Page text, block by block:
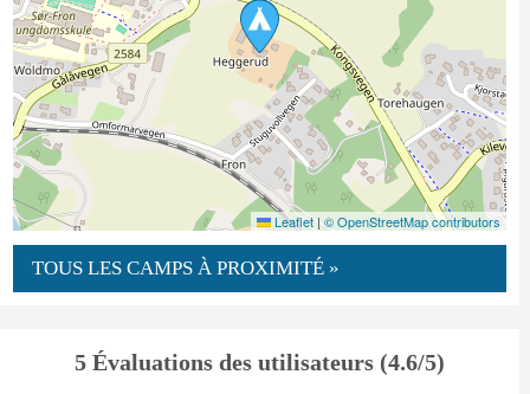
Leaflet |© OpenStreetMap contributors
TOUS LES CAMPS À PROXIMITÉ »
5 Évaluations des utilisateurs (4.6/5)